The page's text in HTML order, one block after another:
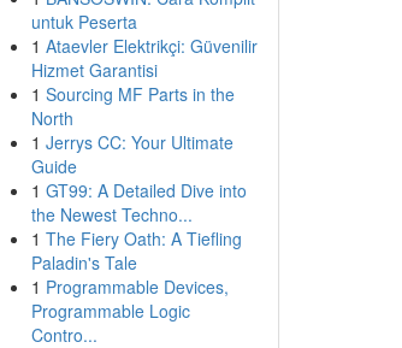
untuk Peserta
1 Ataevler Elektrikçi: Güvenilir
Hizmet Garantisi
1 Sourcing MF Parts in the
North
1 Jerrys CC: Your Ultimate
Guide
1 GT99: A Detailed Dive into
the Newest Techno...
1 The Fiery Oath: A Tiefling
Paladin's Tale
1 Programmable Devices,
Programmable Logic
Contro...